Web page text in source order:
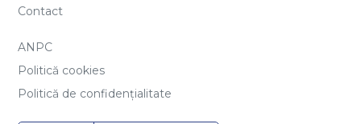
Contact
ANPC
Politică cookies
Politică de confidențialitate